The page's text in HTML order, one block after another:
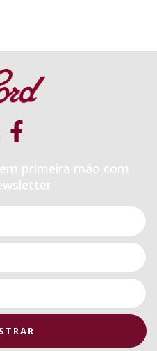
primeira mão com